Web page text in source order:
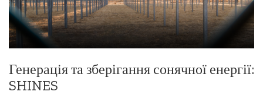
Генерація та зберігання сонячної енергії:
SHINES